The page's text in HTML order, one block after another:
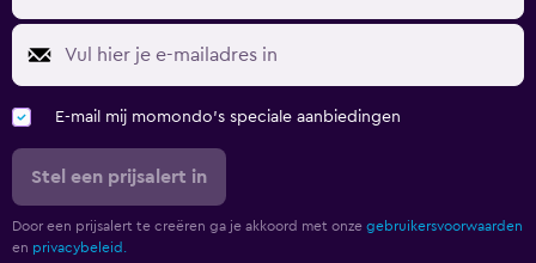
E-mail mij momondo's speciale aanbiedingen
Stel een prijsalert in
Door een prijsalert te creëren ga je akkoord met onze gebruikersvoorwaarden
en privacybeleid.